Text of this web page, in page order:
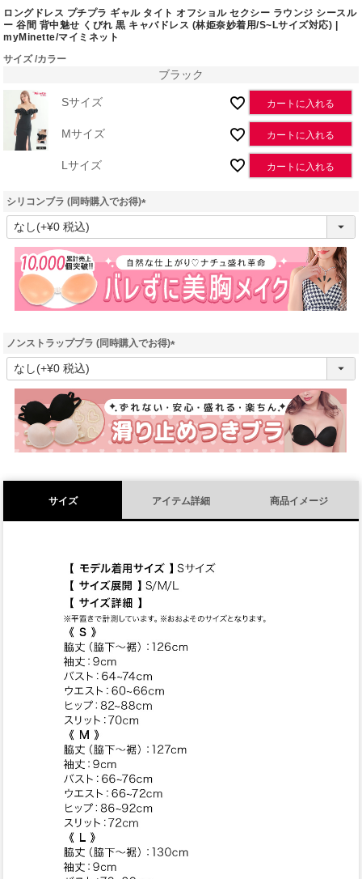
ロングドレス プチプラ ギャル タイト オフショル セクシー ラウンジ シースル
ー 谷間 背中魅せ くびれ 黒 キャバドレス (林姫奈妙着用/S~Lサイズ対応) |
myMinette/マイミネット
サイズ カラー
ブラック
Sサイズ カートに入れる
Mサイズ カートに入れる
Lサイズ カートに入れる
シリコンブラ (同時購入でお得)
(
須
)
ノンストラップブラ (同時購入でお得)
(
須
)
サイズ アイテム詳細 商品イメージ